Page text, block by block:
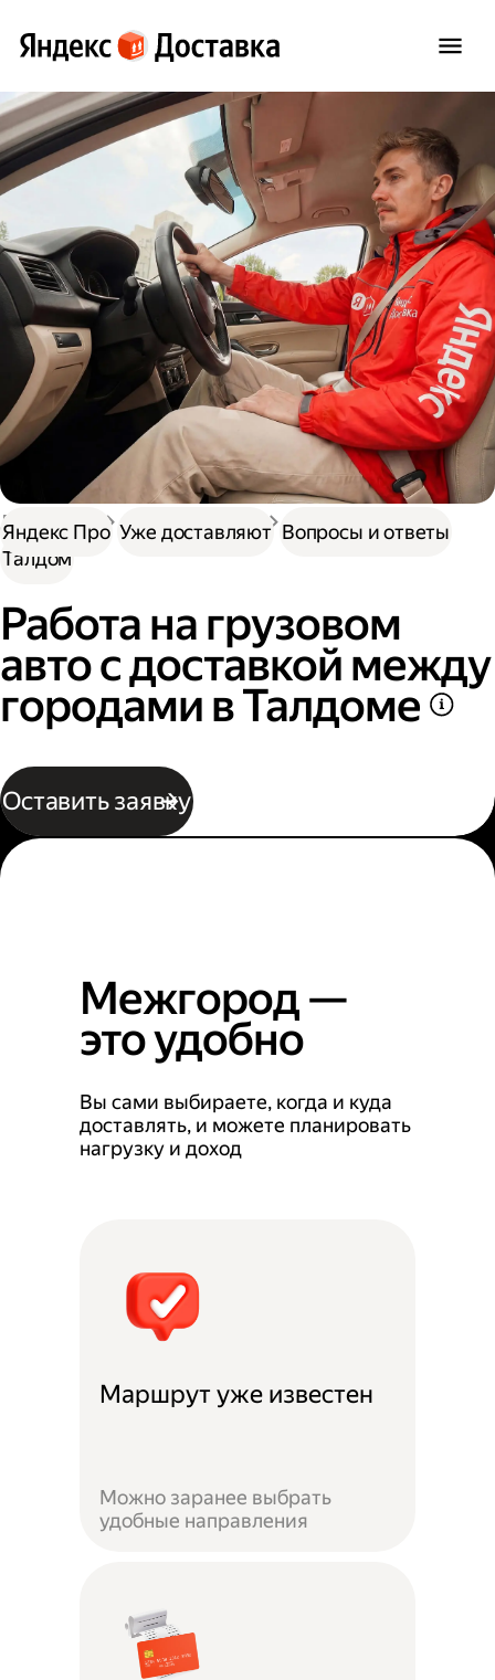
Доставка Нужна работа
Автокурьер
Талдом
Работа на грузовом
авто с доставкой между
городами в Талдоме
Оставить заявку
Яндекс Про Уже доставляют Вопросы и ответы
Межгород —
это удобно
Вы сами выбираете, когда и куда
доставлять, и можете планировать
нагрузку и доход
Маршрут уже известен
Можно заранее выбрать
удобные направления